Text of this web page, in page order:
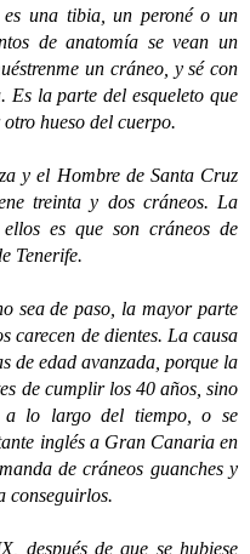
es una tibia, un peroné o un
de anatomía se vean un
un cráneo, y sé con
Es la parte del esqueleto que
hueso del cuerpo.
el Hombre de Santa Cruz
treinta y dos cráneos. La
es que son cráneos de
Tenerife.
de paso, la mayor parte
carecen de dientes. La causa
de edad avanzada, porque la
de cumplir los 40 años, sino
a lo largo del tiempo, o se
inglés a Gran Canaria en
de cráneos guanches y
conseguirlos.
de que se hubiese